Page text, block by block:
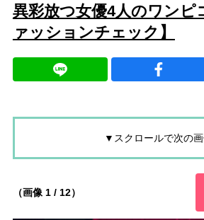
異彩放つ女優4人のワンピ
ァッションチェック】
▼スクロールで次の
（画像 1 / 12）